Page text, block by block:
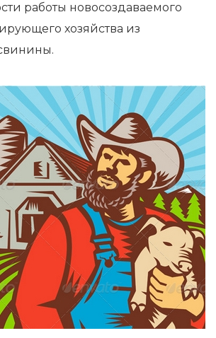
работы новосоздаваемого
хозяйства из